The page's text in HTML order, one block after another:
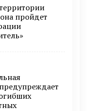
пройдет